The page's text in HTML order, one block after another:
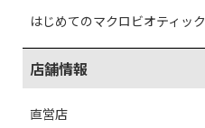
はじめてのマクロビオティック
店舗情報
直営店